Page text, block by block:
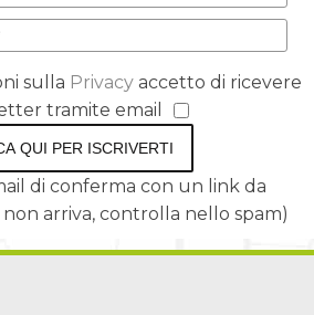
sulla Privacy accetto di ricevere
tramite email
QUI PER ISCRIVERTI
di conferma con un link da
non arriva, controlla nello spam)